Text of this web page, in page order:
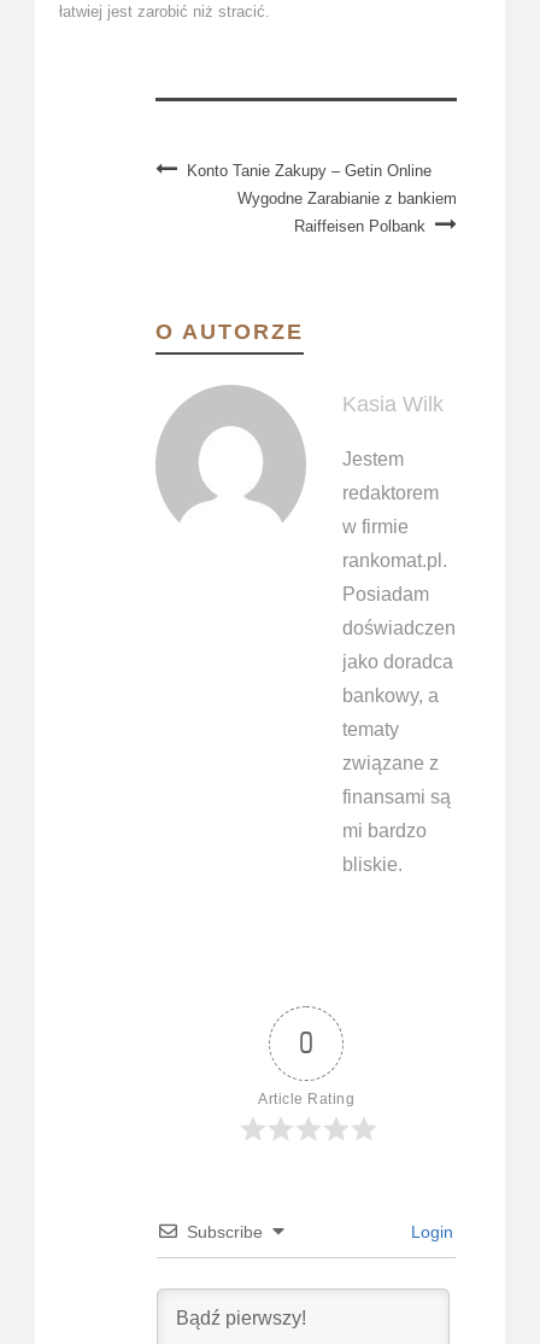
łatwiej jest zarobić niż stracić.
Konto Tanie Zakupy – Getin Online
Wygodne Zarabianie z bankiem
Raiffeisen Polbank
O AUTORZE
Kasia Wilk
Jestem
redaktorem
w firmie
rankomat.pl.
Posiadam
doświadczenie
jako doradca
bankowy, a
tematy
związane z
finansami są
mi bardzo
bliskie.
0
Article Rating
Subscribe Login